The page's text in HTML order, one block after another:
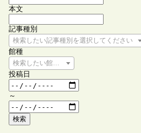
本文
記事種別
検索したい記事種別を選択してください
館種
検索したい館種を選択してください
投稿日
～
検索